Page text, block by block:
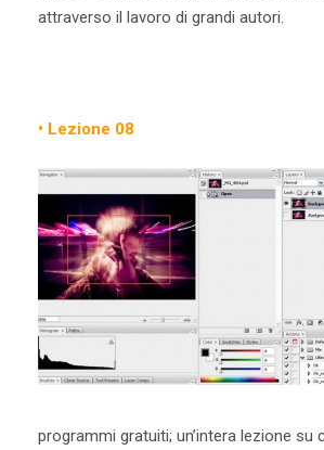
attraverso il lavoro di grandi autori.
• Lezione 08
programmi gratuiti; un’intera lezione su